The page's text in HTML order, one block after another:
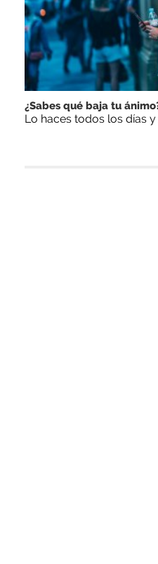
¿Sabes qué baja tu
Lo haces todos los días